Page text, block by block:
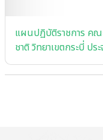
แผนปฏิบัติราชการ คณะศิลปศาสตร์ มหาวิทยาลัยการกีฬาแห่ง
ชาติ วิทยาเขตกระบี่ ป